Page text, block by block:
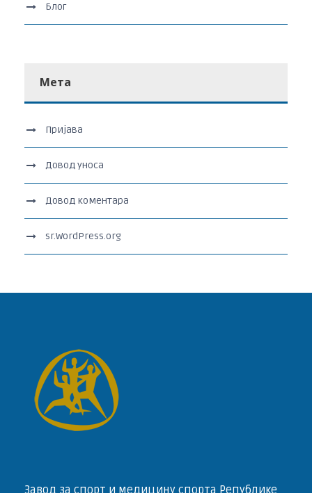
Блог
Мета
Пријава
Довод уноса
Довод коментара
sr.WordPress.org